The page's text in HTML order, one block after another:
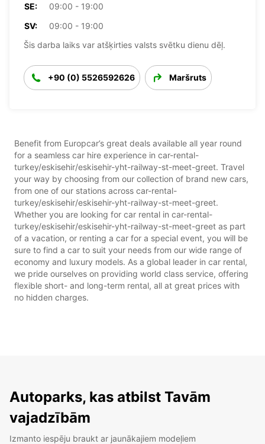
SE:
09:00 - 19:00
SV:
09:00 - 19:00
Šis darba laiks var atšķirties valsts svētku dienu dēļ.
+90 (0) 5526592626 Maršruts
Benefit from Europcar’s great deals available all year round
for a seamless car hire experience in car-rental-
turkey/eskisehir/eskisehir-yht-railway-st-meet-greet. Travel
your way by choosing from our collection of brand new cars,
from one of our stations across car-rental-
turkey/eskisehir/eskisehir-yht-railway-st-meet-greet.
Whether you are looking for car rental in car-rental-
turkey/eskisehir/eskisehir-yht-railway-st-meet-greet as part
of a vacation, or renting a car for a special event, you will be
sure to find a car to suit your needs from our wide range of
economy and luxury models. As a global leader in car rental,
we pride ourselves on providing world class service, offering
flexible short- and long-term rental, all at great prices with
no hidden charges.
Autoparks, kas atbilst Tavām
vajadzībām
Izmanto iespēju braukt ar jaunākajiem modeļiem